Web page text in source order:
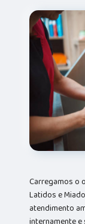
Carregamos o
Latidos e
atendimento